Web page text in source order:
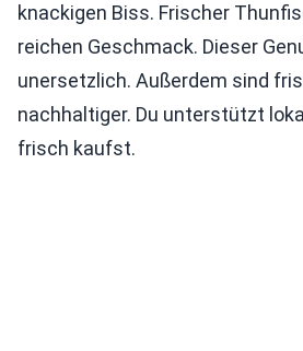
knackigen Biss. Frischer
reichen Geschmack. Dieser
unersetzlich. Außerdem sind
nachhaltiger. Du unterstützt
frisch kaufst.